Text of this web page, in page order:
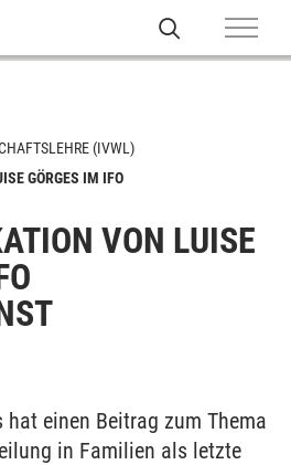
(IVWL)
GÖRGES IM IFO
VON LUISE
hat einen Beitrag zum Thema
in Familien als letzte